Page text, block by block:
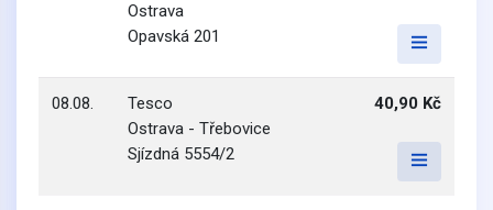
Ostrava
Opavská 201
08.08.
Tesco
Ostrava - Třebovice
Sjízdná 5554/2
40,90 Kč